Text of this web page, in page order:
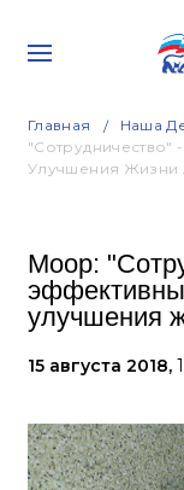
Главная Наша
"Сотрудничество"
Улучшения Жизни
Моор:
улучшения
15 августа 2018,